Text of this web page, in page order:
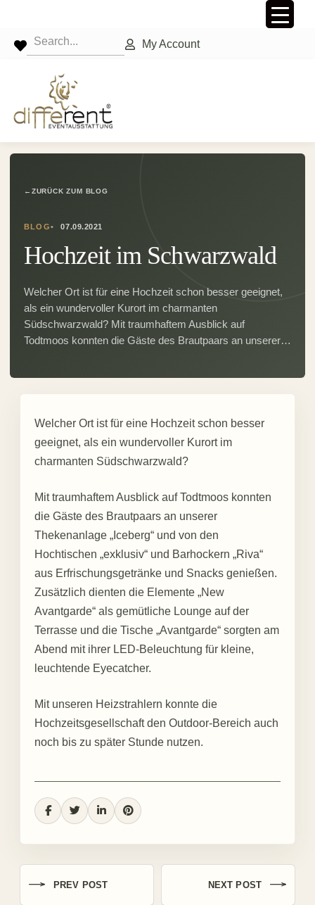
My Account
← ZURÜCK ZUM BLOG
BLOG 07.09.2021
Hochzeit im Schwarzwald
Welcher Ort ist für eine Hochzeit schon besser geeignet,
als ein wundervoller Kurort im charmanten
Südschwarzwald? Mit traumhaftem Ausblick auf
Todtmoos konnten die Gäste des Brautpaars an unserer…
Welcher Ort ist für eine Hochzeit schon besser
geeignet, als ein wundervoller Kurort im
charmanten Südschwarzwald?
Mit traumhaftem Ausblick auf Todtmoos konnten
die Gäste des Brautpaars an unserer
Thekenanlage „Iceberg“ und von den
Hochtischen „exklusiv“ und Barhockern „Riva“
aus Erfrischungsgetränke und Snacks genießen.
Zusätzlich dienten die Elemente „New
Avantgarde“ als gemütliche Lounge auf der
Terrasse und die Tische „Avantgarde“ sorgten am
Abend mit ihrer LED-Beleuchtung für kleine,
leuchtende Eyecatcher.
Mit unseren Heizstrahlern konnte die
Hochzeitsgesellschaft den Outdoor-Bereich auch
noch bis zu später Stunde nutzen.
PREV POST NEXT POST